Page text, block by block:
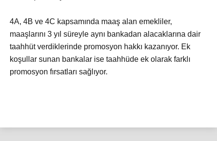
4A, 4B ve 4C kapsamında maaş alan emekliler,
maaşlarını 3 yıl süreyle aynı bankadan alacaklarına dair
taahhüt verdiklerinde promosyon hakkı kazanıyor. Ek
koşullar sunan bankalar ise taahhüde ek olarak farklı
promosyon fırsatları sağlıyor.